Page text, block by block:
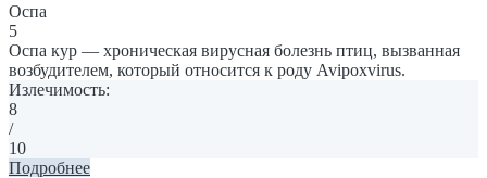
Оспа
5
Оспа кур — хроническая вирусная болезнь птиц, вызванная
возбудителем, который относится к роду Avipoxvirus.
Излечимость:
8
/
10
Подробнее